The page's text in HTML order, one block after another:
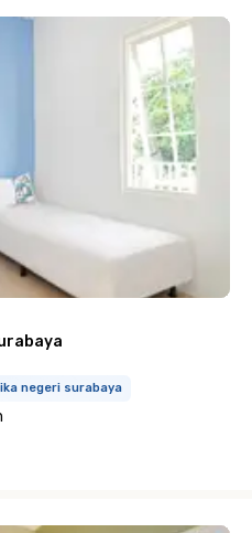
negeri surabaya